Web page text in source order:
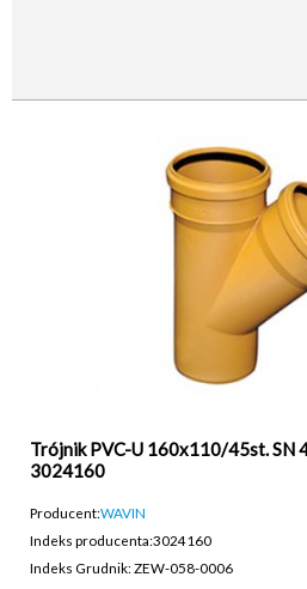
Trójnik PVC-U 160x110/45st. SN
3024160
Producent:WAVIN
Indeks producenta:3024160
Indeks Grudnik: ZEW-058-0006